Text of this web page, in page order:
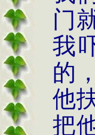
门
我
的
他
把